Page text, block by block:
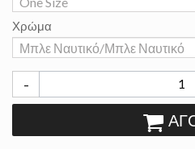
Χρώμα
-